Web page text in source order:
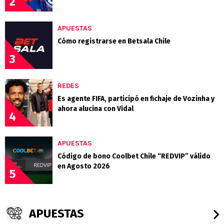
3
APUESTAS
Cómo registrarse en Betsala Chile
4
REDES
Es agente FIFA, participó en fichaje de Vozinha y
ahora alucina con Vidal
5
APUESTAS
Código de bono Coolbet Chile “REDVIP” válido
en Agosto 2026
APUESTAS